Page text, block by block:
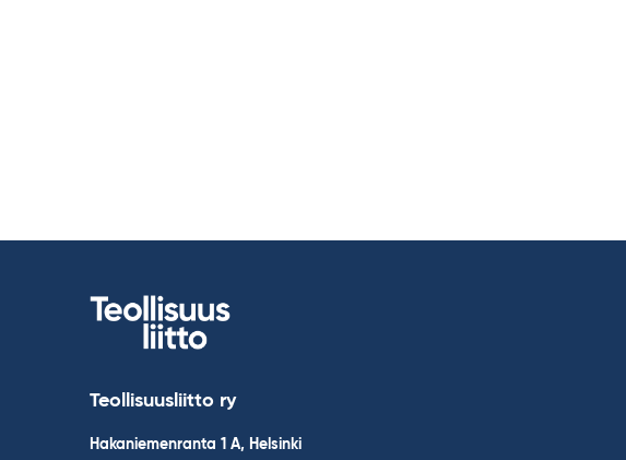
Teollisuusliitto ry
Hakaniemenranta 1 A, Helsinki